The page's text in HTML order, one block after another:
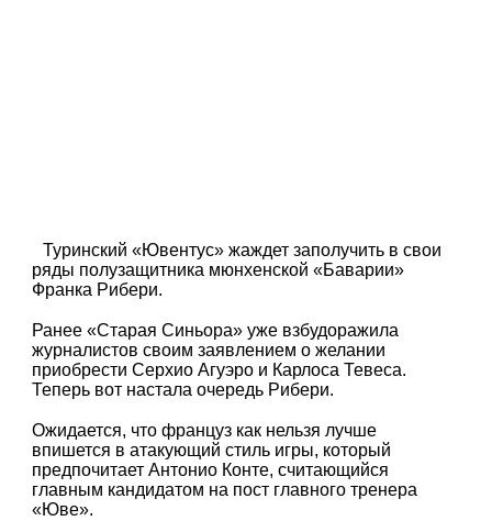
Туринский «Ювентус» жаждет заполучить в свои
ряды полузащитника мюнхенской «Баварии»
Франка Рибери.
Ранее «Старая Синьора» уже взбудоражила
журналистов своим заявлением о желании
приобрести Серхио Агуэро и Карлоса Тевеса.
Теперь вот настала очередь Рибери.
Ожидается, что француз как нельзя лучше
впишется в атакующий стиль игры, который
предпочитает Антонио Конте, считающийся
главным кандидатом на пост главного тренера
«Юве».